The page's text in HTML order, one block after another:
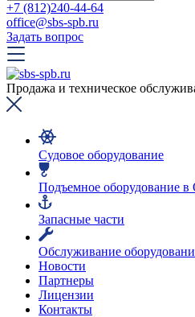
+7 (812)240-44-64
office@sbs-spb.ru
Задать вопрос
Продажа и техническое
Судовое оборудование
Подъемное оборудование
Запасные части
Обслуживание
Новости
Партнеры
Лицензии
Контакты